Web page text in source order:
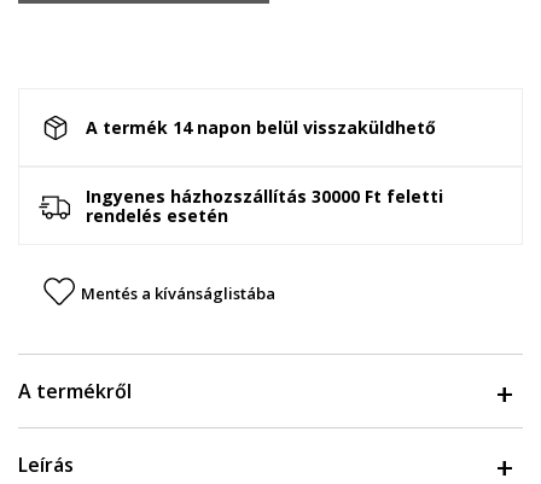
A termék 14 napon belül visszaküldhető
Ingyenes házhozszállítás 30000 Ft feletti
rendelés esetén
Mentés a kívánságlistába
A termékről
Leírás